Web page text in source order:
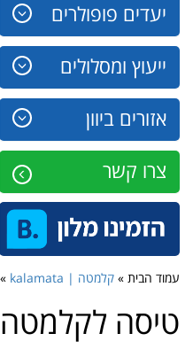
יעדים פופולרים
ייעוץ ומסלולים
אזורים ביוון
צרו קשר
עמוד הבית » קלמטה | kalamata
טיסה לקלמטה